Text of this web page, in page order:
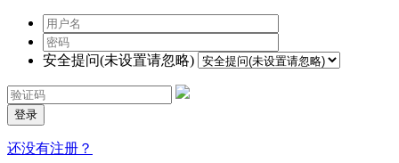
安全提问(未设置请忽略)
登录
还没有注册？